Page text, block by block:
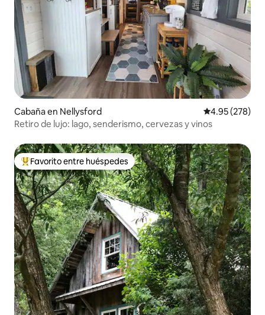
Cabaña en Nellysford Calificación
4.95 (278)
Retiro de lujo: lago, senderismo, cervezas y vinos
Favorito entre huéspedes preferido
Favorito entre huéspedes